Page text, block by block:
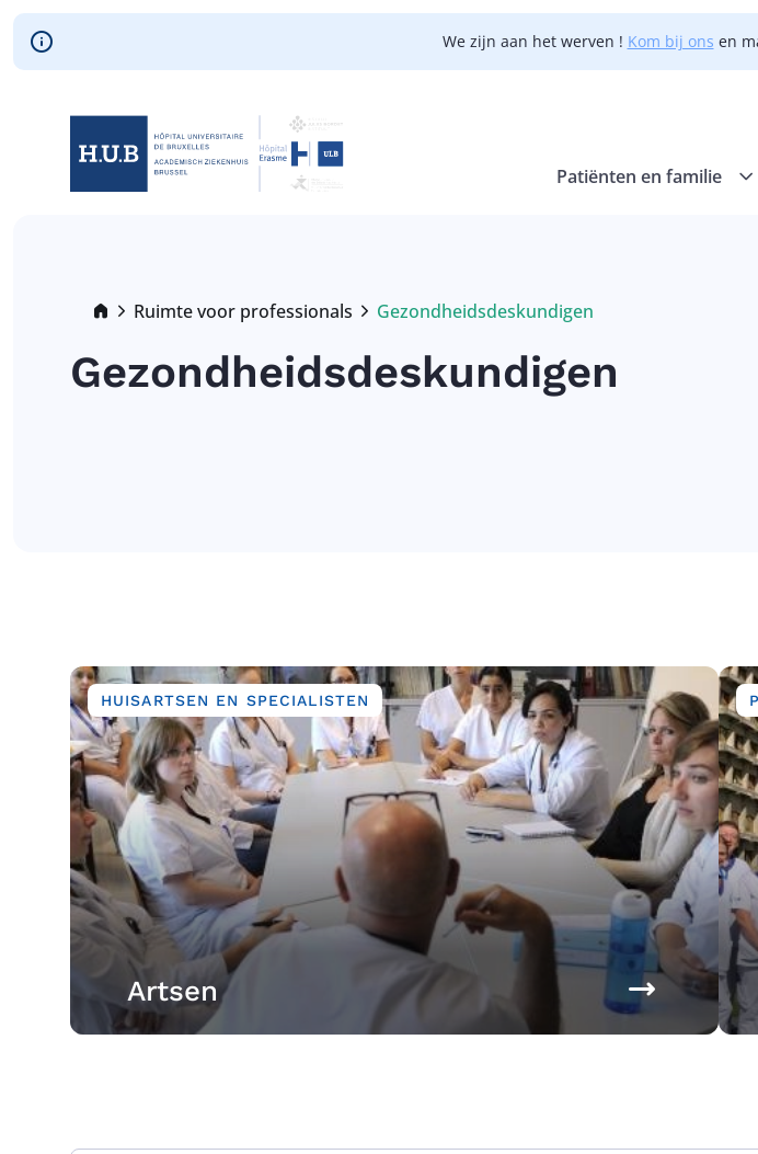
Skip to main content
We zijn aan het werven ! Kom bij ons en
Patiënten en familie
Breadcrumb
Ruimte voor professionals
Current:
Gezondheidsdeskundigen
Gezondheidsdeskundigen
HUISARTSEN EN SPECIALISTEN
Artsen
Image